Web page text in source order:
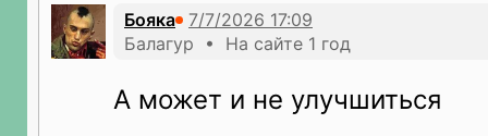
Бояка
Балагур • На сайте 1 год
А может и не улучшиться